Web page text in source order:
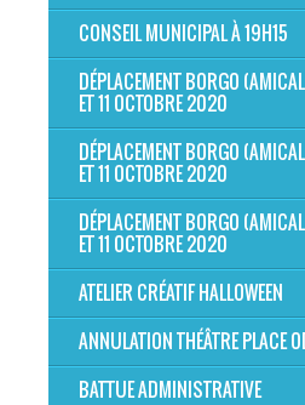
CONSEIL MUNICIPAL À 19H15
DÉPLACEMENT BORGO
ET 11 OCTOBRE 2020
DÉPLACEMENT BORGO
ET 11 OCTOBRE 2020
DÉPLACEMENT BORGO
ET 11 OCTOBRE 2020
ATELIER CRÉATIF HALLOWEEN
ANNULATION THÉÂTRE PLACE
BATTUE ADMINISTRATIVE